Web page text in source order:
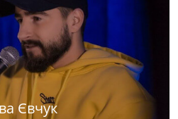
Євчук